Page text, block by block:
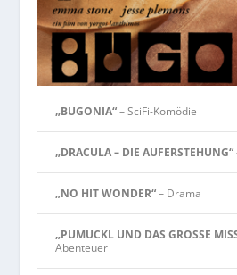
„BUGONIA“– SciFi-Komödie
„DRACULA – DIE AUFERSTEHUNG“
„NO HIT WONDER“– Drama
„PUMUCKL UND DAS GROSSE
Abenteuer